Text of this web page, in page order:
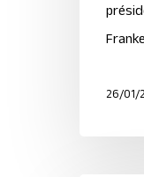
26/01/